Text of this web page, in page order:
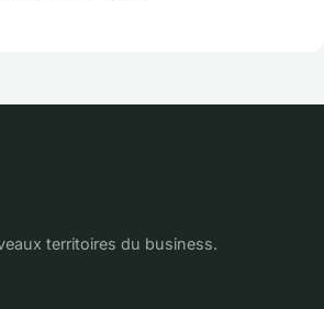
territoires du business.